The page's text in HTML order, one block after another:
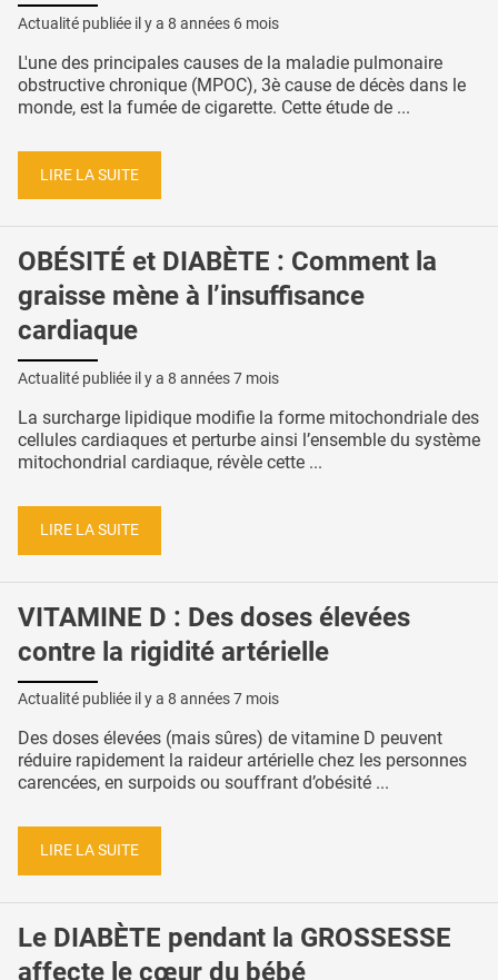
Actualité publiée il y a 8 années 6 mois
L'une des principales causes de la maladie pulmonaire
obstructive chronique (MPOC), 3è cause de décès dans le
monde, est la fumée de cigarette. Cette étude de ...
LIRE LA SUITE
OBÉSITÉ et DIABÈTE : Comment la
graisse mène à l’insuffisance
cardiaque
Actualité publiée il y a 8 années 7 mois
La surcharge lipidique modifie la forme mitochondriale des
cellules cardiaques et perturbe ainsi l’ensemble du système
mitochondrial cardiaque, révèle cette ...
LIRE LA SUITE
VITAMINE D : Des doses élevées
contre la rigidité artérielle
Actualité publiée il y a 8 années 7 mois
Des doses élevées (mais sûres) de vitamine D peuvent
réduire rapidement la raideur artérielle chez les personnes
carencées, en surpoids ou souffrant d’obésité ...
LIRE LA SUITE
Le DIABÈTE pendant la GROSSESSE
affecte le cœur du bébé